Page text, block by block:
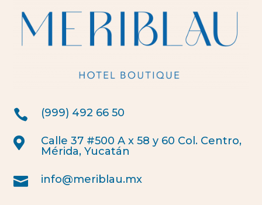
 (999) 492 66 50

Calle 37 #500 A x 58 y 60 Col. Centro,
Mérida, Yucatán
 info@meriblau.mx